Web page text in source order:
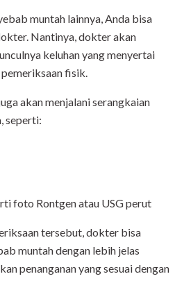
muntah lainnya, Anda bisa
Nantinya, dokter akan
keluhan yang menyertai
fisik.
akan menjalani serangkaian
seperti:
foto Rontgen atau USG perut
tersebut, dokter bisa
muntah dengan lebih jelas
penanganan yang sesuai dengan